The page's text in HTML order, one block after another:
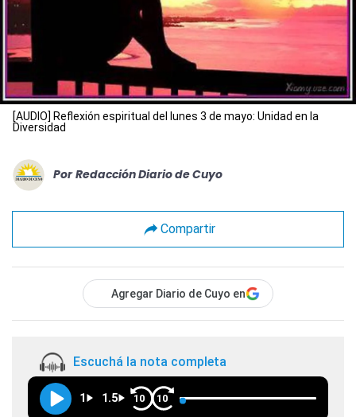
[AUDIO] Reflexión espiritual del lunes 3 de mayo: Unidad en la
Diversidad
Por Redacción Diario de Cuyo
Compartir
Agregar Diario de Cuyo en
Escuchá la nota completa
1 1.5 10 10